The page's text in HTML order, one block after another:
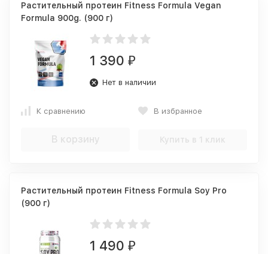
Растительный протеин Fitness Formula Vegan
Formula 900g. (900 г)
1 390 ₽
Нет в наличии
К сравнению В избранное
В корзину Купить в 1 клик
Растительный протеин Fitness Formula Soy Pro
(900 г)
1 490 ₽